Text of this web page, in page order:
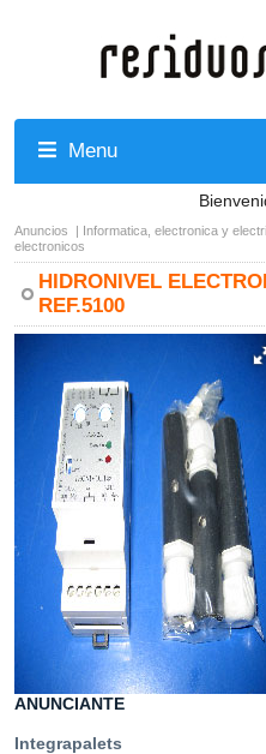
Menu
Anuncios | Informatica, electronica y
electronicos
HIDRONIVEL
REF.5100
ANUNCIANTE
Integrapalets